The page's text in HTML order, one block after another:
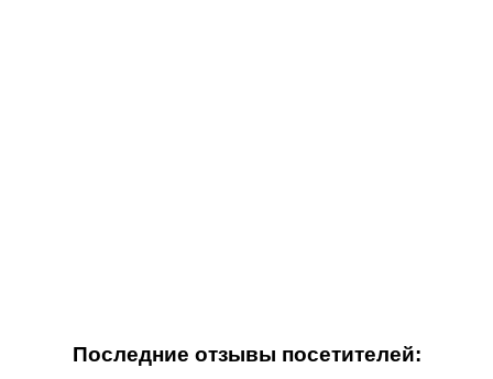
Последние отзывы посетителей: